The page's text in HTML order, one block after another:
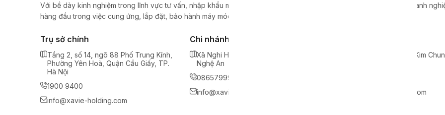
Với bề dày kinh nghiệm trong lĩnh vực tư vấn, nhập khẩu máy móc, dây chuyền, thiết bị sản xuất cho hàng nghìn doanh
hàng đầu trong việc cung ứng, lắp đặt, bảo hành máy móc hàng đầu tại Việt Nam.
Trụ sở chính
Tầng 2, số 14, ngõ 88 Phố Trung Kính,
Phường Yên Hoà, Quận Cầu Giấy, TP.
Hà Nội
1900 9400
info@xavie-holding.com
Chi nhánh Nghệ An
Xã Nghi Hoa, Huyện Nghi Lộc, Tỉnh
Nghệ An
0865799938
info@xavie-holding.com
Lô 2, KCN Lai Xá, Xã Kim
info@xavie-holding.com